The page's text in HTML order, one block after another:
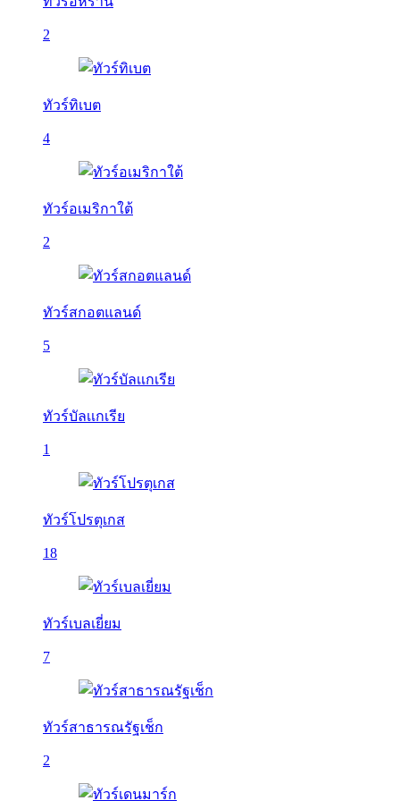
2
ทัวร์ทิเบต
4
ทัวร์อเมริกาใต้
2
ทัวร์สกอตแลนด์
5
ทัวร์บัลเเกเรีย
1
ทัวร์โปรตุเกส
18
ทัวร์เบลเยี่ยม
7
ทัวร์สาธารณรัฐเช็ก
2